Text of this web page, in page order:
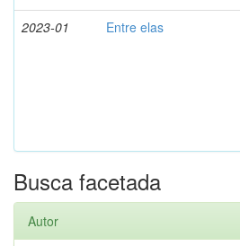
2023-01 Entre elas
Busca facetada
Autor